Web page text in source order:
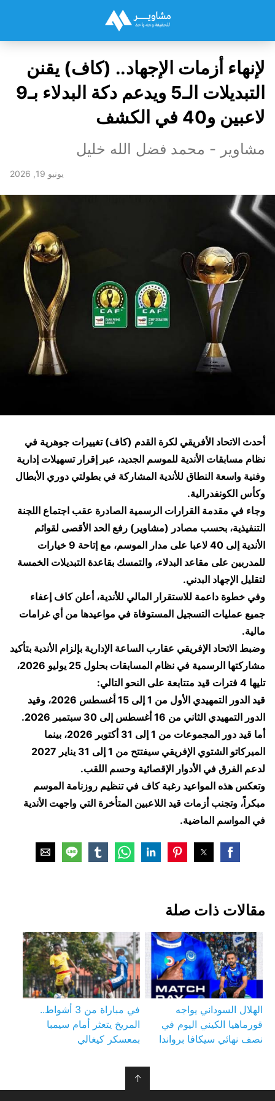
لإنهاء أزمات الإجهاد.. (كاف) يقنن
التبديلات الـ5 ويدعم دكة البدلاء بـ9
لاعبين و40 في الكشف
مشاوير - محمد فضل الله خليل
يونيو 19, 2026
أحدث الاتحاد الأفريقي لكرة القدم (كاف) تغييرات جوهرية في
نظام مسابقات الأندية للموسم الجديد، عبر إقرار تسهيلات إدارية
وفنية واسعة النطاق للأندية المشاركة في بطولتي دوري الأبطال
وكأس الكونفدرالية.
وجاء في مقدمة القرارات الرسمية الصادرة عقب اجتماع اللجنة
التنفيذية، بحسب مصادر (مشاوير) رفع الحد الأقصى لقوائم
الأندية إلى 40 لاعبا على مدار الموسم، مع إتاحة 9 خيارات
للمدربين على مقاعد البدلاء، والتمسك بقاعدة التبديلات الخمسة
لتقليل الإجهاد البدني.
وفي خطوة داعمة للاستقرار المالي للأندية، أعلن كاف إعفاء
جميع عمليات التسجيل المستوفاة في مواعيدها من أي غرامات
مالية.
وضبط الاتحاد الإفريقي عقارب الساعة الإدارية بإلزام الأندية بتأكيد
مشاركتها الرسمية في نظام المسابقات بحلول 25 يوليو 2026،
تليها 4 فترات قيد متتابعة على النحو التالي:
قيد الدور التمهيدي الأول من 1 إلى 15 أغسطس 2026، وقيد
الدور التمهيدي الثاني من 16 أغسطس إلى 30 سبتمبر 2026.
أما قيد دور المجموعات من 1 إلى 31 أكتوبر 2026، بينما
الميركاتو الشتوي الإفريقي سيفتتح من 1 إلى 31 يناير 2027
لدعم الفرق في الأدوار الإقصائية وحسم اللقب.
وتعكس هذه المواعيد رغبة كاف في تنظيم روزنامة الموسم
مبكراً، وتجنب أزمات قيد اللاعبين المتأخرة التي واجهت الأندية
في المواسم الماضية.
مقالات ذات صلة
الهلال السوداني يواجه
قورماهيا الكيني اليوم في
نصف نهائي سيكافا برواندا
في مباراة من 3 أشواط..
المريخ يتعثر أمام سيمبا
بمعسكر كيغالي
↑